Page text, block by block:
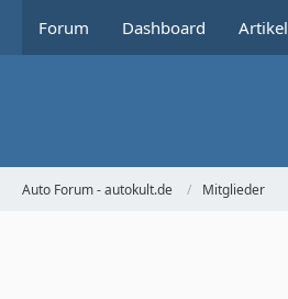
Forum Dashboard Artikel
Auto Forum - autokult.de Mitglieder